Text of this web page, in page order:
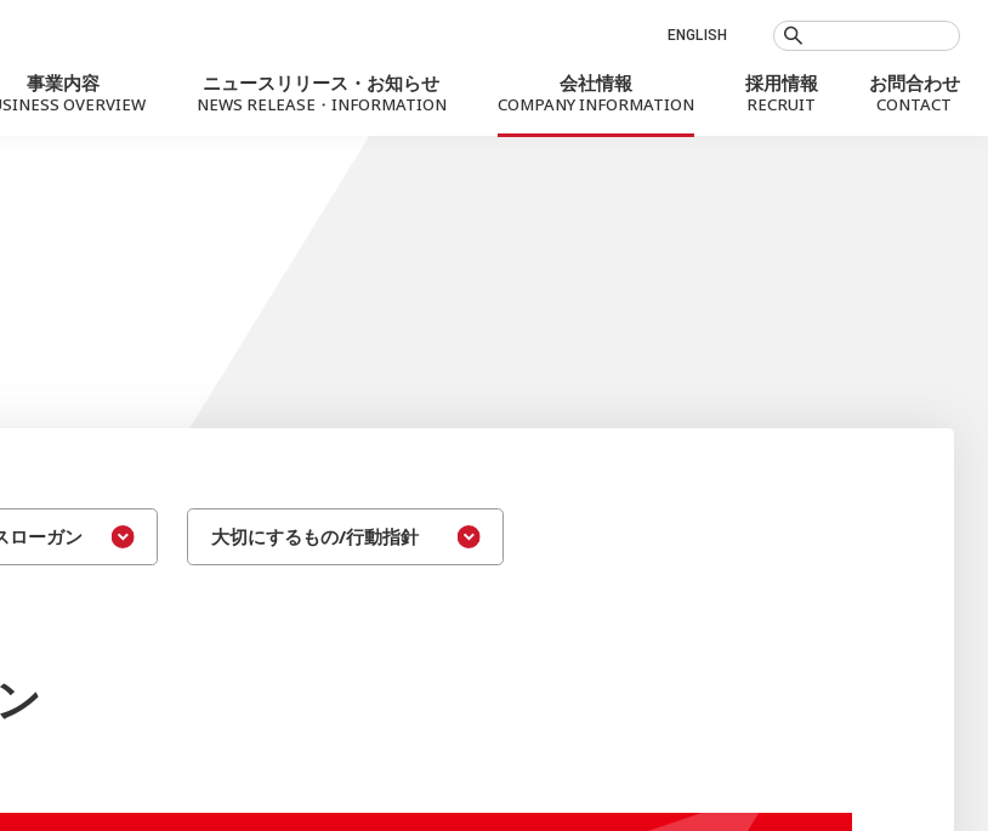
ENGLISH
事業内容
OVERVIEW
ニュースリリース・お知らせ
NEWS RELEASE・INFORMATION
会社情報
COMPANY INFORMATION
採用情報
RECRUIT
お問合わせ
CONTACT
ローガン 大切にするもの/行動指針